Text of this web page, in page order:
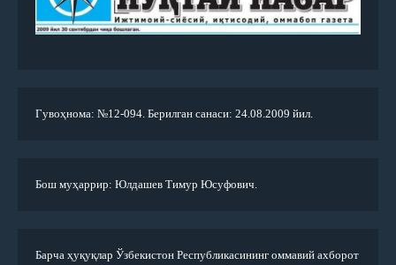
Гувоҳнома: №12-094. Берилган санаси: 24.08.2009 йил.
Бош муҳаррир: Юлдашев Тимур Юсуфович.
Барча ҳуқуқлар Ўзбекистон Республикасининг оммавий ахборот